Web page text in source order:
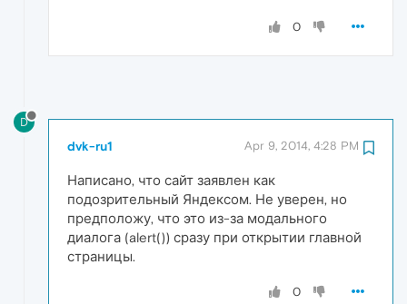
0
D
dvk-ru1 Apr 9, 2014, 4:28 PM
Написано, что сайт заявлен как
подозрительный Яндексом. Не уверен, но
предположу, что это из-за модального
диалога (alert()) сразу при открытии главной
страницы.
0